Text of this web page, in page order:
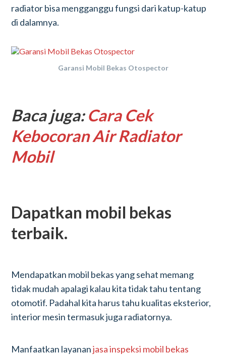
radiator bisa mengganggu fungsi dari katup-katup
di dalamnya.
Garansi Mobil Bekas Otospector
Baca juga:Cara Cek
Kebocoran Air Radiator
Mobil
Dapatkan mobil bekas
terbaik.
Mendapatkan mobil bekas yang sehat memang
tidak mudah apalagi kalau kita tidak tahu tentang
otomotif. Padahal kita harus tahu kualitas eksterior,
interior mesin termasuk juga radiatornya.
Manfaatkan layananjasa inspeksi mobil bekas